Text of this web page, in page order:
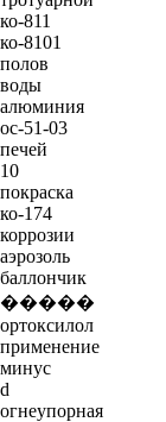
ко-811
ко-8101
полов
воды
алюминия
ос-51-03
печей
10
покраска
ко-174
коррозии
аэрозоль
баллончик
�����
ортоксилол
применение
минус
d
огнеупорная